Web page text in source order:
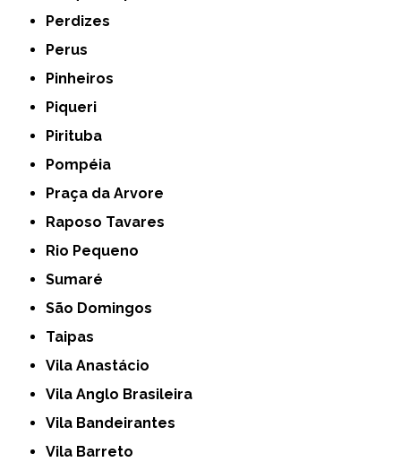
Perdizes
Perus
Pinheiros
Piqueri
Pirituba
Pompéia
Praça da Arvore
Raposo Tavares
Rio Pequeno
Sumaré
São Domingos
Taipas
Vila Anastácio
Vila Anglo Brasileira
Vila Bandeirantes
Vila Barreto